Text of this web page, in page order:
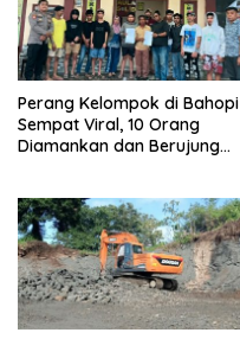
Perang Kelompok di Bahopi
Sempat Viral, 10 Orang
Diamankan dan Berujung